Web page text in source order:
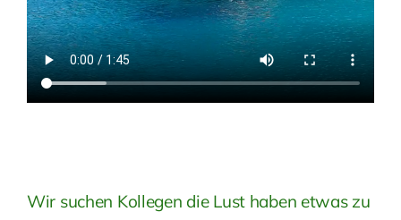
Wir suchen Kollegen die Lust haben etwas zu